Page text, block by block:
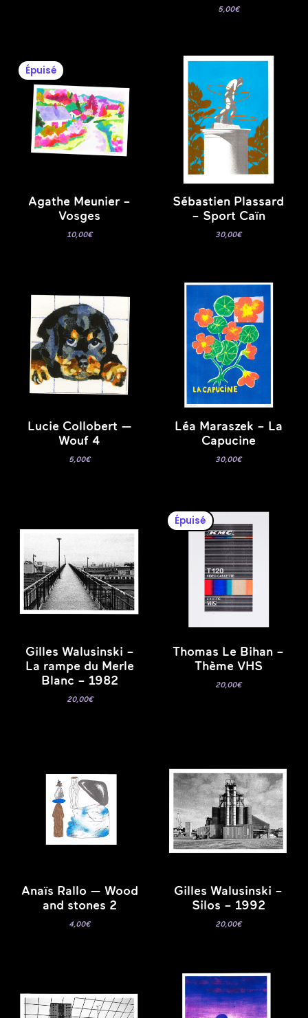
5,00€
Épuisé
Agathe Meunier –
Vosges
10,00€
Sébastien Plassard
– Sport Caïn
30,00€
Lucie Collobert —
Wouf 4
5,00€
Léa Maraszek – La
Capucine
30,00€
Gilles Walusinski –
La rampe du Merle
Blanc – 1982
20,00€
Épuisé
Thomas Le Bihan –
Thème VHS
20,00€
Anaïs Rallo — Wood
and stones 2
4,00€
Gilles Walusinski –
Silos – 1992
20,00€